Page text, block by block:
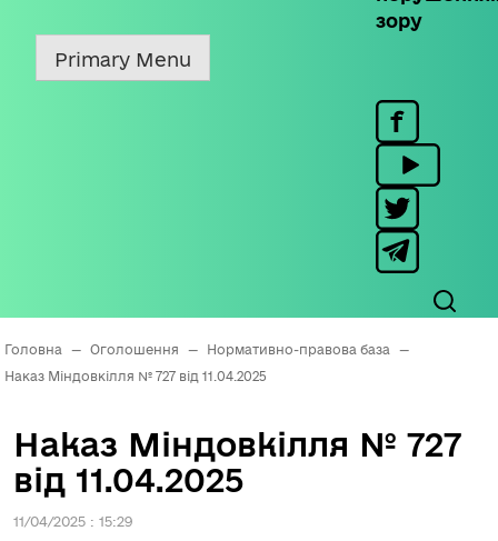
зору
Primary Menu
Головна — Оголошення — Нормативно-правова база
—
Наказ Міндовкілля № 727 від 11.04.2025
Наказ Міндовкілля № 727
від 11.04.2025
11/04/2025 : 15:29